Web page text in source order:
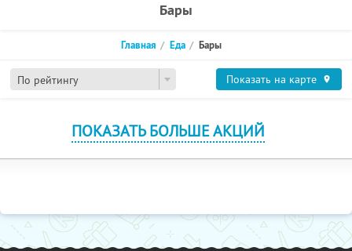
Бары
По рейтингу
Главная Еда Бары
Показать на карте
ПОКАЗАТЬ БОЛЬШЕ АКЦИЙ